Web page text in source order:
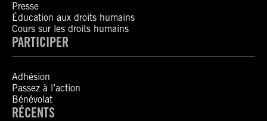
Presse
Éducation aux droits humains
Cours sur les droits humains
PARTICIPER
Adhésion
Passez à l’action
Bénévolat
RÉCENTS